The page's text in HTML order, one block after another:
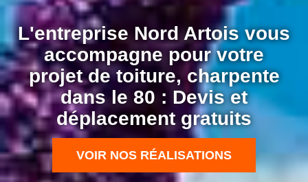
L'entreprise Nord Artois vous
accompagne pour votre
projet de toiture, charpente
dans le 80 : Devis et
déplacement gratuits
VOIR NOS RÉALISATIONS